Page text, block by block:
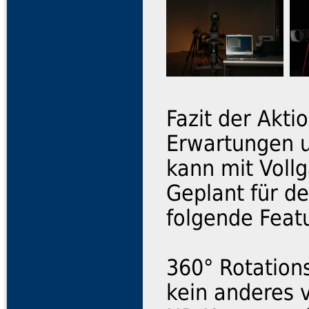
Fazit der
Erwartungen
kann mit
Geplant für
folgende
360°
kein anderes